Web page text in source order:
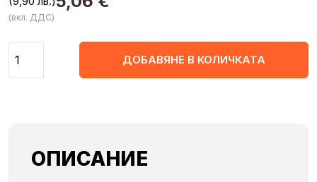
(вкл. ДДС)
ДОБАВЯНЕ В КОЛИЧКАТА
ОПИСАНИЕ